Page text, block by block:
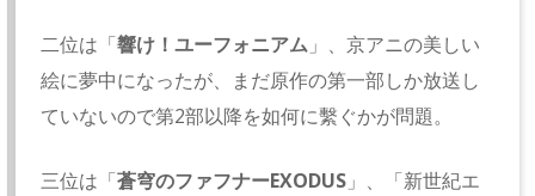
二位は「響け！ユーフォニアム 」、京アニの美しい
絵に夢中になったが、まだ原作の第一部しか放送し
ていないので第2部以降を如何に繫ぐかが問題。
三位は「蒼穹のファフナーEXODUS 」、「新世紀エ